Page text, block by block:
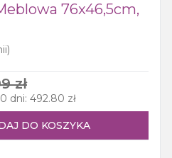
76x46,5cm,
zł
dni: 492.80 zł
DO KOSZYKA